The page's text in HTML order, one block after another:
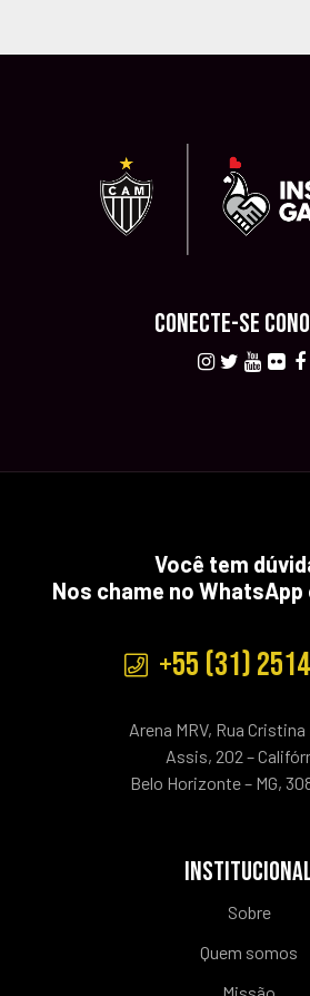
CONECTE-SE
Você tem
Nos chame no
+55 (31)
Arena MRV, Rua Cristina
Assis, 202 –
Belo Horizonte – MG,
Sobre
Quem somos